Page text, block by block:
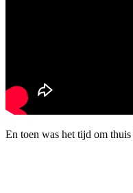
En toen was het tijd om